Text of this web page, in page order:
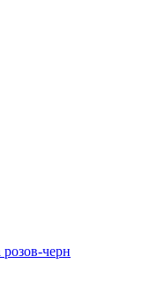
черн